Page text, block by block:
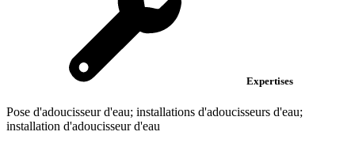
Expertises
Pose d'adoucisseur d'eau; installations d'adoucisseurs d'eau;
installation d'adoucisseur d'eau